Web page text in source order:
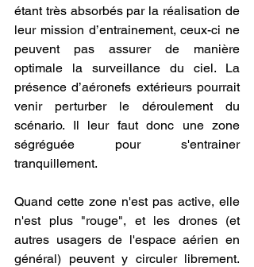
étant très absorbés par la réalisation de
leur mission d’entrainement, ceux-ci ne
peuvent pas assurer de manière
optimale la surveillance du ciel. La
présence d’aéronefs extérieurs pourrait
venir perturber le déroulement du
scénario. Il leur faut donc une zone
ségréguée pour s'entrainer
tranquillement.
Quand cette zone n'est pas active, elle
n'est plus "rouge", et les drones (et
autres usagers de l'espace aérien en
général) peuvent y circuler librement.